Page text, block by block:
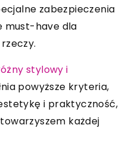
zabezpieczenia
must-have dla
stylowy i
powyższe kryteria,
i praktyczność,
każdej